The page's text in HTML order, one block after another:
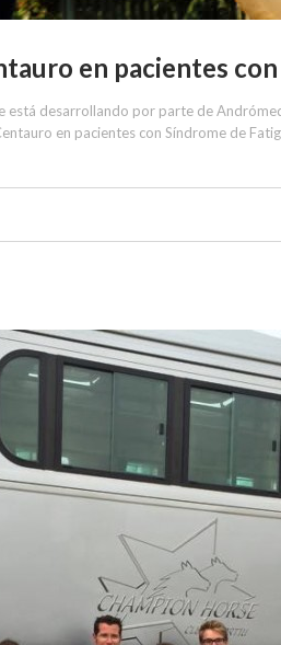
en pacientes
está desarrollando por parte de
en pacientes con Síndrome de